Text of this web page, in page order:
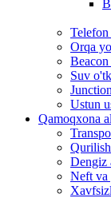
Orqa
Suv
Ustun
Qamoqxona
Dengiz
Neft va